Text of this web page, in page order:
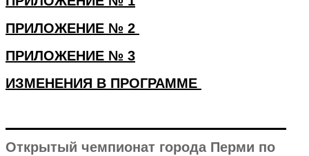
ПРИЛОЖЕНИЕ № 2
ПРИЛОЖЕНИЕ № 3
ИЗМЕНЕНИЯ В ПРОГРАММЕ
Открытый чемпионат города Перми по